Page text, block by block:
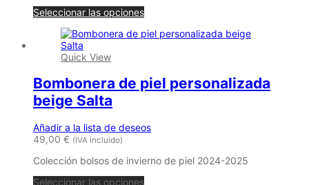
Seleccionar las opciones
Quick View
Bombonera de piel personalizada
beige Salta
Añadir a la lista de deseos
49,00 € (IVA incluido)
Colección bolsos de invierno de piel 2024-2025
Seleccionar las opciones